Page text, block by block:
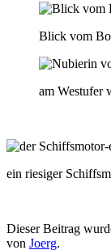
Blick vom
am Westufer
ein riesiger
Dieser Beitrag
von Joerg.